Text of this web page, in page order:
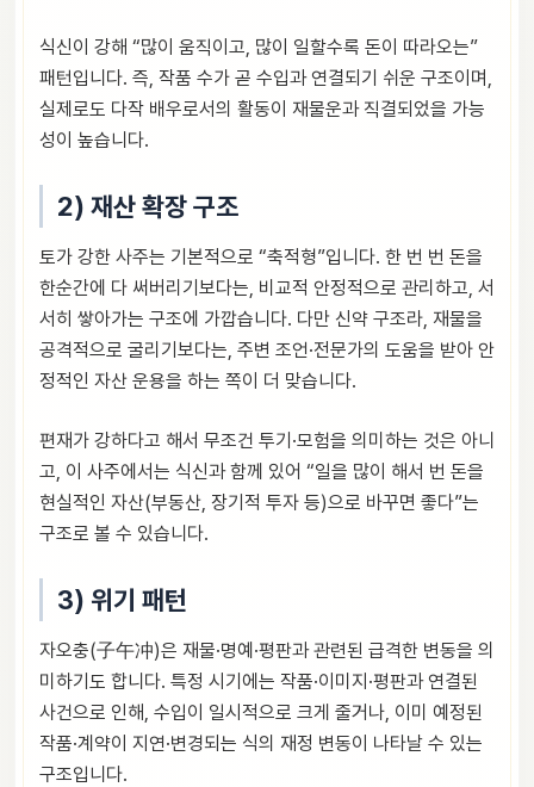
식신이 강해 “많이 움직이고, 많이 일할수록 돈이 따라오는”
패턴입니다. 즉, 작품 수가 곧 수입과 연결되기 쉬운 구조이며,
실제로도 다작 배우로서의 활동이 재물운과 직결되었을 가능
성이 높습니다.
2) 재산 확장 구조
토가 강한 사주는 기본적으로 “축적형”입니다. 한 번 번 돈을
한순간에 다 써버리기보다는, 비교적 안정적으로 관리하고, 서
서히 쌓아가는 구조에 가깝습니다. 다만 신약 구조라, 재물을
공격적으로 굴리기보다는, 주변 조언·전문가의 도움을 받아 안
정적인 자산 운용을 하는 쪽이 더 맞습니다.
편재가 강하다고 해서 무조건 투기·모험을 의미하는 것은 아니
고, 이 사주에서는 식신과 함께 있어 “일을 많이 해서 번 돈을
현실적인 자산(부동산, 장기적 투자 등)으로 바꾸면 좋다”는
구조로 볼 수 있습니다.
3) 위기 패턴
자오충(子午冲)은 재물·명예·평판과 관련된 급격한 변동을 의
미하기도 합니다. 특정 시기에는 작품·이미지·평판과 연결된
사건으로 인해, 수입이 일시적으로 크게 줄거나, 이미 예정된
작품·계약이 지연·변경되는 식의 재정 변동이 나타날 수 있는
구조입니다.